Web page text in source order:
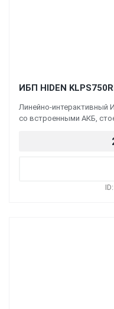
ИБП HIDEN
Линейно-интерактивный
со встроенными АКБ,